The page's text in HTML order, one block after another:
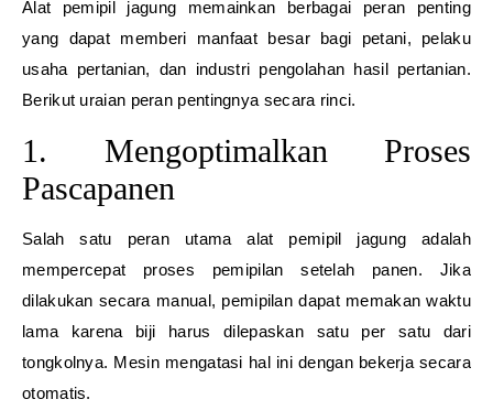
Alat pemipil jagung memainkan berbagai peran penting
yang dapat memberi manfaat besar bagi petani, pelaku
usaha pertanian, dan industri pengolahan hasil pertanian.
Berikut uraian peran pentingnya secara rinci.
1. Mengoptimalkan Proses
Pascapanen
Salah satu peran utama alat pemipil jagung adalah
mempercepat proses pemipilan setelah panen. Jika
dilakukan secara manual, pemipilan dapat memakan waktu
lama karena biji harus dilepaskan satu per satu dari
tongkolnya. Mesin mengatasi hal ini dengan bekerja secara
otomatis.